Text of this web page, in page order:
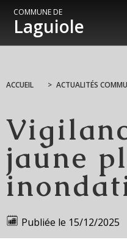
COMMUNE DE
Laguiole
ACCUEIL > ACTUALITÉS
jaune
Publiée le 15/12/2025